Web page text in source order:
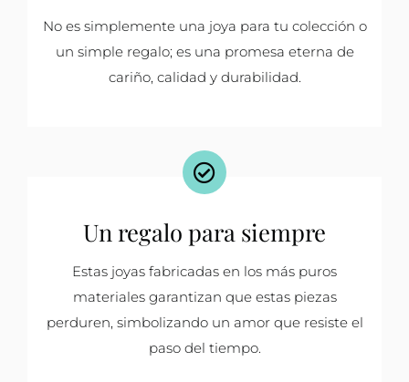
No es simplemente una joya para tu colección o
un simple regalo; es una promesa eterna de
cariño, calidad y durabilidad.
Un regalo para siempre
Estas joyas fabricadas en los más puros
materiales garantizan que estas piezas
perduren, simbolizando un amor que resiste el
paso del tiempo.